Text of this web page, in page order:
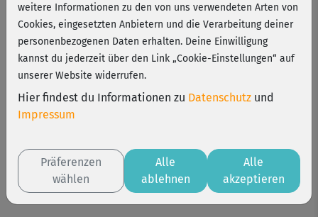
Einlösen
weitere Informationen zu den von uns verwendeten Arten von
Cookies, eingesetzten Anbietern und die Verarbeitung deiner
personenbezogenen Daten erhalten. Deine Einwilligung
kannst du jederzeit über den Link „Cookie-Einstellungen“ auf
unserer Website widerrufen.
Hier findest du Informationen zu Datenschutz und
Impressum
Präferenzen
wählen
Alle
ablehnen
Alle
akzeptieren